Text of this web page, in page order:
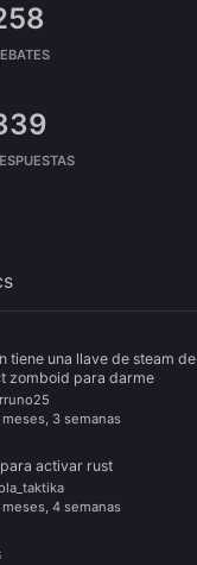
tiene una llave de steam
zomboid para darme
meses, 3 semanas
activar rust
meses, 4 semanas